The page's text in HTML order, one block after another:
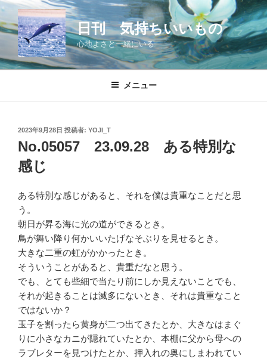
コ
ン
テ
ツ
日刊 気持ちいいもの
心地よさと一緒にいる
メニュー
投
稿
日:
2023年9月28日 投稿者: YOJI_T
No.05057 23.09.28 ある特別な
感じ
ある特別な感じがあると、それを僕は貴重なことだと思
う。
朝日が昇る海に光の道ができるとき。
鳥が舞い降り何かいいたげなそぶりを見せるとき。
大きな二重の虹がかかったとき。
そういうことがあると、貴重だなと思う。
でも、とても些細で当たり前にしか見えないことでも、
それが起きることは滅多にないとき、それは貴重なこと
ではないか？
玉子を割ったら黄身が二つ出てきたとか、大きなはまぐ
りに小さなカニが隠れていたとか、本棚に父から母への
ラブレターを見つけたとか、押入れの奥にしまわれてい